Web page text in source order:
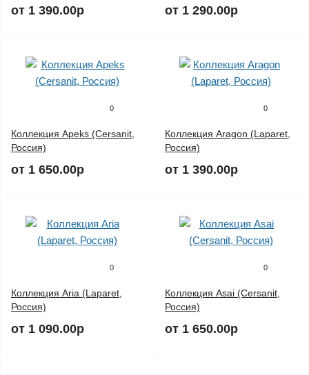
от 1 390.00р от 1 290.00р
0
Коллекция Apeks (Cersanit,
Россия)
от 1 650.00р
0
Коллекция Aragon (Laparet,
Россия)
от 1 390.00р
0
Коллекция Aria (Laparet,
Россия)
от 1 090.00р
0
Коллекция Asai (Cersanit,
Россия)
от 1 650.00р